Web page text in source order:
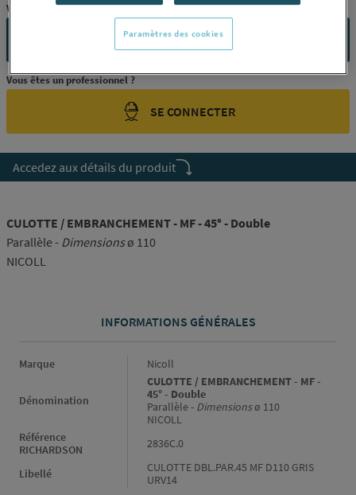
Vous avez un projet ?
CONTACTEZ-NOUS
Vous êtes un professionnel ?
SE CONNECTER
Accedez aux détails du produit
CULOTTE / EMBRANCHEMENT - MF - 45° - Double
Parallèle - Dimensions ø 110
NICOLL
INFORMATIONS GÉNÉRALES
Informations générales
Marque Nicoll
Dénomination
CULOTTE / EMBRANCHEMENT - MF -
45° - Double
Parallèle - Dimensionsø 110
NICOLL
Référence
RICHARDSON
2836C.0
Libellé
CULOTTE DBL.PAR.45 MF D110 GRIS
URV14
Paramètres des cookies